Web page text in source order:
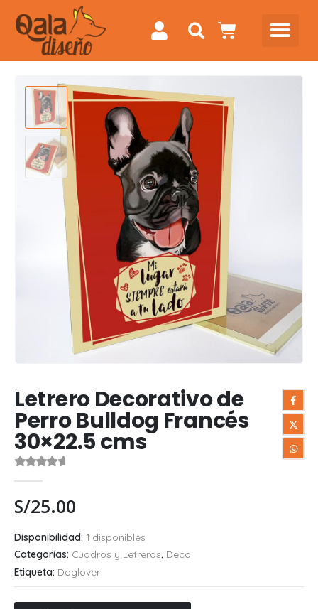
Letrero Decorativo de
Perro Bulldog Francés
30×22.5 cms
S/25.00
Disponibilidad: 1 disponibles
Categorías: Cuadros y Letreros, Deco
Etiqueta: Doglover